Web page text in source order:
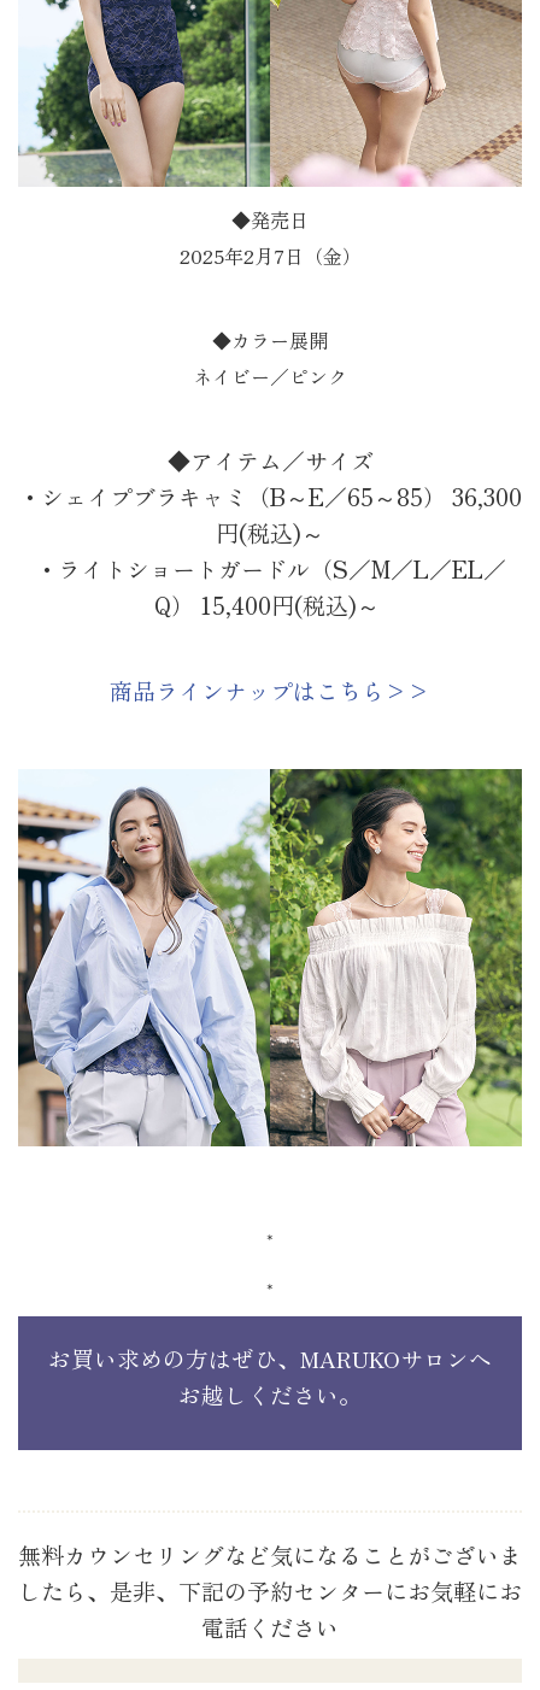
◆発売日
2025年2月7日（金）
◆カラー展開
ネイビー／ピンク
◆アイテム／サイズ
・シェイプブラキャミ（B～E／65～85） 36,300
円(税込)～
・ライトショートガードル（S／M／L／EL／
Q） 15,400円(税込)～
商品ラインナップはこちら>>
*
*
お買い求めの方はぜひ、MARUKOサロンへ
お越しください。
無料カウンセリングなど気になることがございま
したら、是非、下記の予約センターにお気軽にお
電話ください